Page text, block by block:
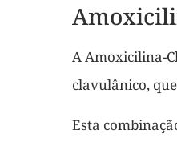
A Amoxicilina-
clavulânico,
Esta